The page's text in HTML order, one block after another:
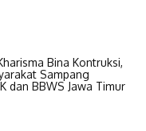
Bina Kontruksi,
Sampang
dan BBWS Jawa Timur